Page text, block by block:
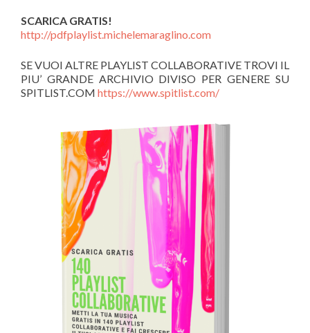
SCARICA GRATIS!
http://pdfplaylist.michelemaraglino.com
SE VUOI ALTRE PLAYLIST COLLABORATIVE TROVI IL
PIU’ GRANDE ARCHIVIO DIVISO PER GENERE SU
SPITLIST.COM https://www.spitlist.com/